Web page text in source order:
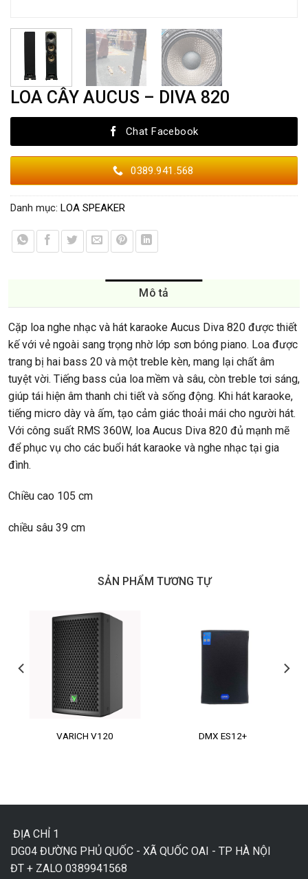
LOA CÂY AUCUS – DIVA 820
Chat Facebook
0389.941.568
Danh mục: LOA SPEAKER
Mô tả
Cặp loa nghe nhạc và hát karaoke Aucus Diva 820 được thiết
kế với vẻ ngoài sang trọng nhờ lớp sơn bóng piano. Loa được
trang bị hai bass 20 và một treble kèn, mang lại chất âm
tuyệt vời. Tiếng bass của loa mềm và sâu, còn treble tơi sáng,
giúp tái hiện âm thanh chi tiết và sống động. Khi hát karaoke,
tiếng micro dày và ấm, tạo cảm giác thoải mái cho người hát.
Với công suất RMS 360W, loa Aucus Diva 820 đủ mạnh mẽ
để phục vụ cho các buổi hát karaoke và nghe nhạc tại gia
đình.
Chiều cao 105 cm
chiều sâu 39 cm
SẢN PHẨM TƯƠNG TỰ
VARICH V120 DMX ES12+
ĐỊA CHỈ 1
DG04 ĐƯỜNG PHỦ QUỐC - XÃ QUỐC OAI - TP HÀ NỘI
ĐT + ZALO 0389941568